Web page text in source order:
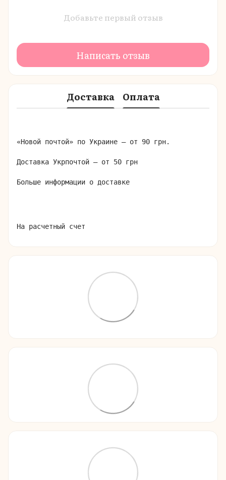
Добавьте первый отзыв
Написать отзыв
Доставка Оплата
«Новой почтой» по Украине – от 90 грн.
Доставка Укрпочтой – от 50 грн
Больше информации о доставке
На расчетный счет